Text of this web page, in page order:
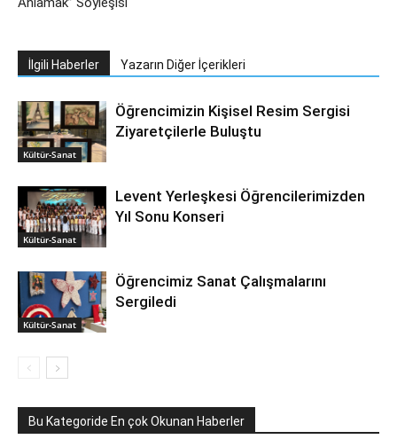
İlgili Haberler Yazarın Diğer İçerikleri
Kültür-Sanat
Öğrencimizin Kişisel Resim Sergisi
Ziyaretçilerle Buluştu
Kültür-Sanat
Levent Yerleşkesi Öğrencilerimizden
Yıl Sonu Konseri
Kültür-Sanat
Öğrencimiz Sanat Çalışmalarını
Sergiledi
Bu Kategoride En çok Okunan Haberler